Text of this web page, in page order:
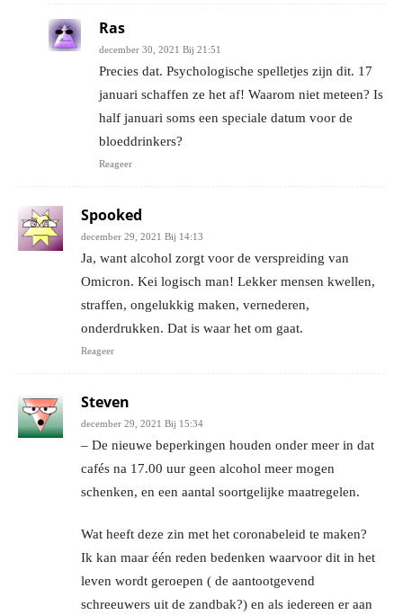
Ras
december 30, 2021 Bij 21:51
Precies dat. Psychologische spelletjes zijn dit. 17
januari schaffen ze het af! Waarom niet meteen? Is
half januari soms een speciale datum voor de
bloeddrinkers?
Reageer
Spooked
december 29, 2021 Bij 14:13
Ja, want alcohol zorgt voor de verspreiding van
Omicron. Kei logisch man! Lekker mensen kwellen,
straffen, ongelukkig maken, vernederen,
onderdrukken. Dat is waar het om gaat.
Reageer
Steven
december 29, 2021 Bij 15:34
– De nieuwe beperkingen houden onder meer in dat
cafés na 17.00 uur geen alcohol meer mogen
schenken, en een aantal soortgelijke maatregelen.
Wat heeft deze zin met het coronabeleid te maken?
Ik kan maar één reden bedenken waarvoor dit in het
leven wordt geroepen ( de aantootgevend
schreeuwers uit de zandbak?) en als iedereen er aan